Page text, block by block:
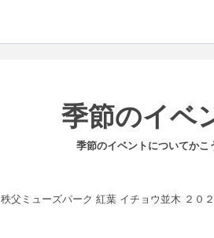
季節のイベ
季節のイベントについてかこ
秩父ミューズパーク 紅葉 イチョウ並木 ２０